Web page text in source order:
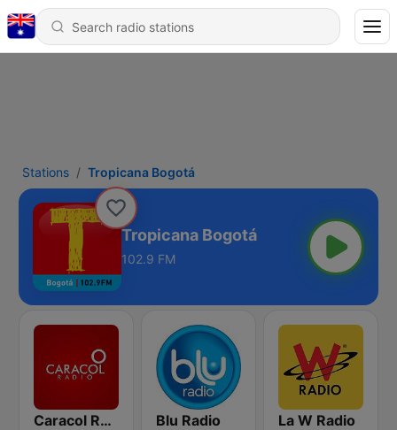
Stations Tropicana Bogotá
Tropicana Bogotá
102.9 FM
Caracol Radio Blu Radio La W Radio